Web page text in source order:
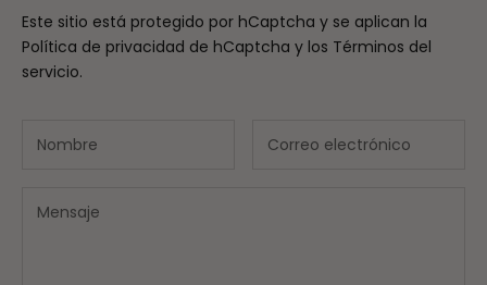
Este sitio está protegido por hCaptcha y se aplican la
Política de privacidad de hCaptcha y los Términos del
servicio.